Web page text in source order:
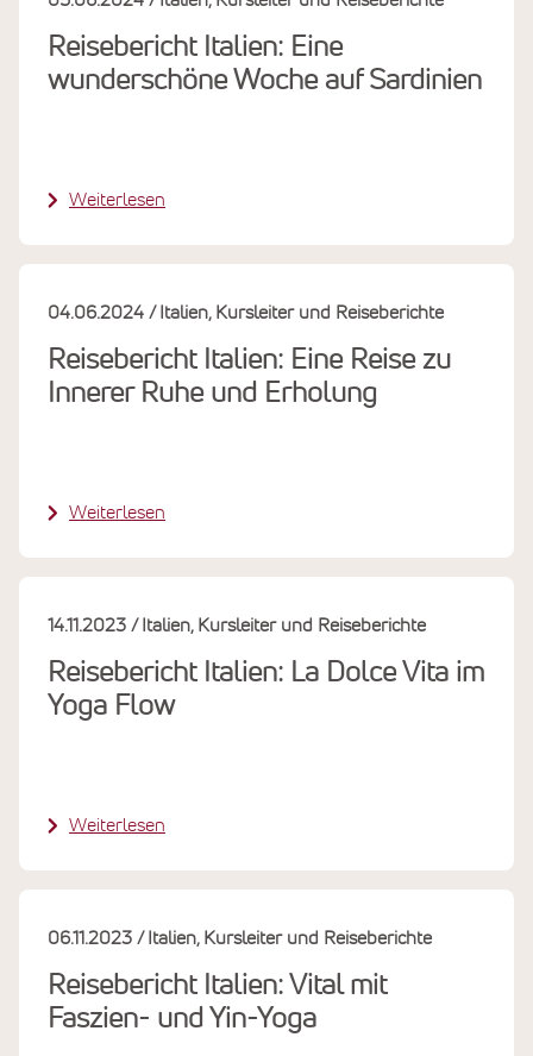
Reisebericht Italien: Eine
wunderschöne Woche auf Sardinien
Weiterlesen
Reisebericht Italien: Eine Reise zu
Innerer Ruhe und Erholung
04.06.2024 Italien Kursleiter und Reiseberichte
Weiterlesen
Reisebericht Italien: La Dolce Vita im
Yoga Flow
14.11.2023 Italien Kursleiter und Reiseberichte
Weiterlesen
Reisebericht Italien: Vital mit
Faszien- und Yin-Yoga
06.11.2023 Italien Kursleiter und Reiseberichte